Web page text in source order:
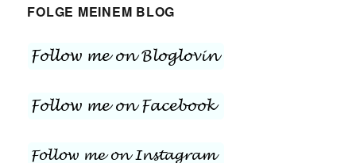
FOLGE MEINEM BLOG